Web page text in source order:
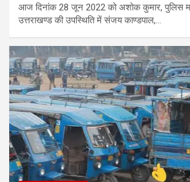
आज दिनांक 28 जून 2022 को अशोक कुमार, पुलिस
उत्तराखण्ड की उपस्थिति में संजय काण्डपाल,…